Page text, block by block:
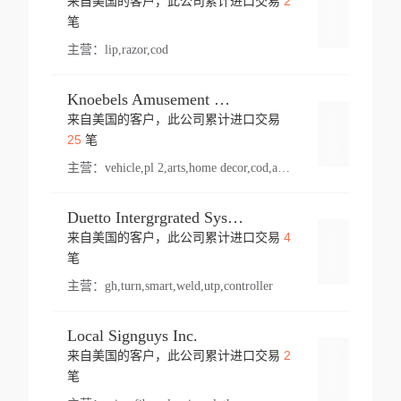
笔
主营： lip,razor,cod
Knoebels Amusement Resort
来自美国的客户，此公司累计进口交易
25笔
主营： vehicle,pl 2,arts,home decor,cod,amusement ride,sea
Duetto Intergrgrated Systems Inc.
来自美国的客户，此公司累计进口交易 4
笔
主营： gh,turn,smart,weld,utp,controller
Local Signguys Inc.
来自美国的客户，此公司累计进口交易 2
笔